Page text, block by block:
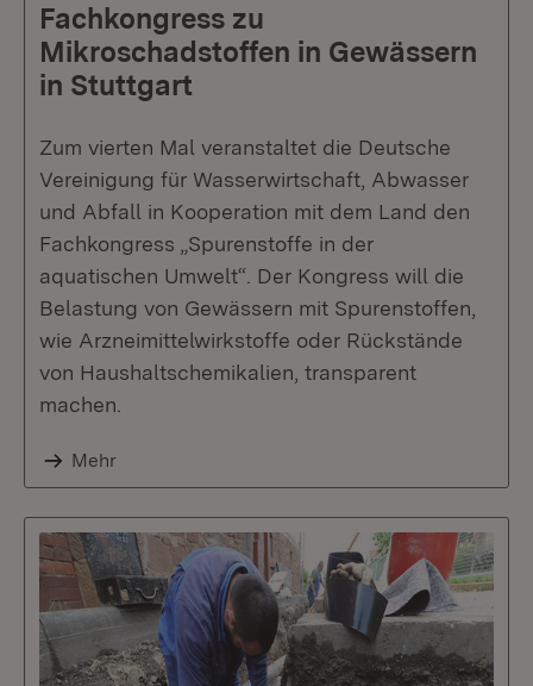
Fachkongress zu
Mikroschadstoffen in Gewässern
in Stuttgart
Zum vierten Mal veranstaltet die Deutsche
Vereinigung für Wasserwirtschaft, Abwasser
und Abfall in Kooperation mit dem Land den
Fachkongress „Spurenstoffe in der
aquatischen Umwelt“. Der Kongress will die
Belastung von Gewässern mit Spurenstoffen,
wie Arzneimittelwirkstoffe oder Rückstände
von Haushaltschemikalien, transparent
machen.
Mehr